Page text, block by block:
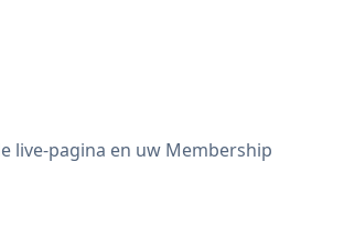
live-pagina en uw Membership